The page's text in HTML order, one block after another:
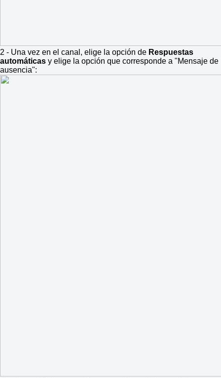
2 - Una vez en el canal, elige la opción de Respuestas
automáticas y elige la opción que corresponde a "Mensaje de
ausencia":